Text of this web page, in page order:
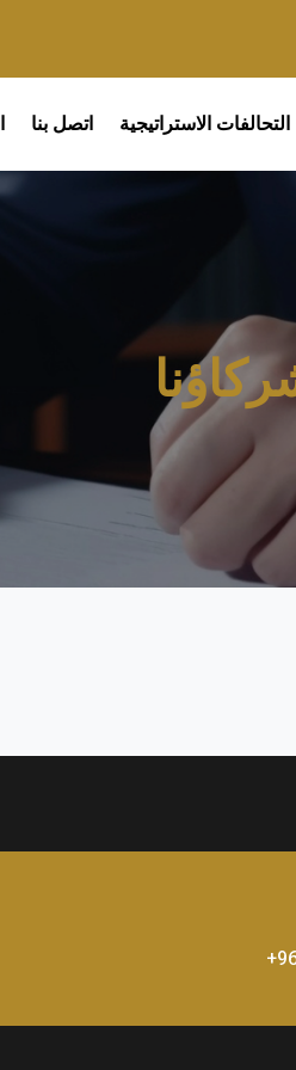
التحالفات الاستراتيجية اتصل بنا